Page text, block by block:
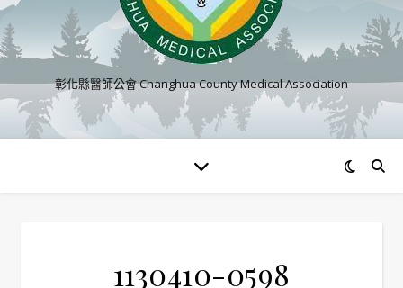
彰化縣醫師公會 Changhua County Medical Association
1130410-0598